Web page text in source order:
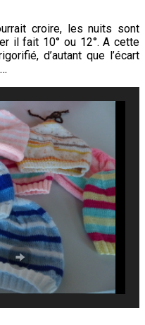
croire, les nuits sont
il fait 10° ou 12°. A cette
d’autant que l’écart